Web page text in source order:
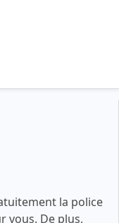
la police
vous. De plus,